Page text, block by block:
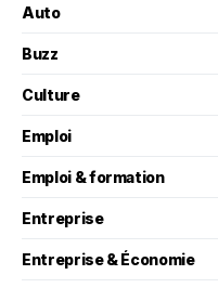
Auto
Buzz
Culture
Emploi
Emploi & formation
Entreprise
Entreprise & Économie